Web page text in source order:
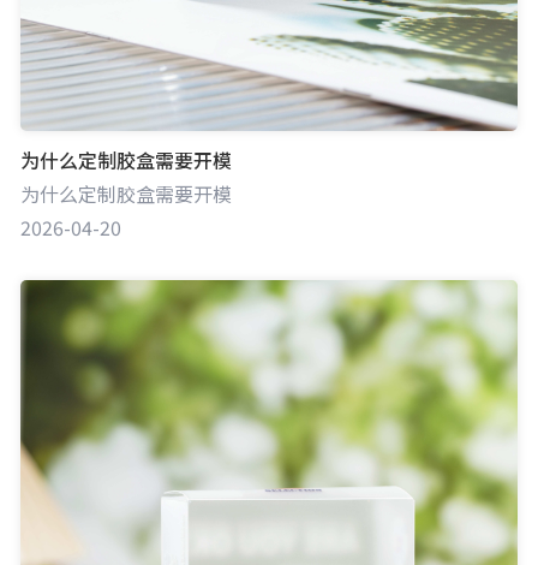
为什么定制胶盒需要开模
为什么定制胶盒需要开模
2026-04-20